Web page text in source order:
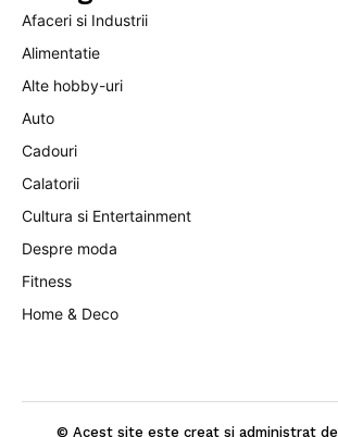
Afaceri si Industrii
Alimentatie
Alte hobby-uri
Auto
Cadouri
Calatorii
Cultura si Entertainment
Despre moda
Fitness
Home & Deco
© Acest site este creat si administrat de